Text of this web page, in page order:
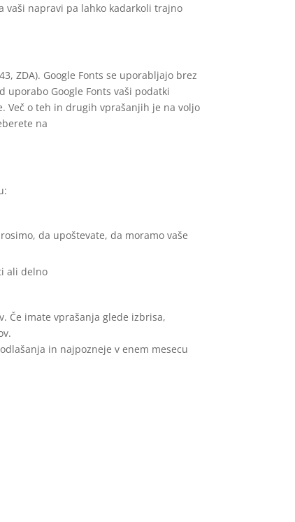
vaši napravi pa lahko kadarkoli trajno
ZDA). Google Fonts se uporabljajo brez
uporabo Google Fonts vaši podatki
Več o teh in drugih vprašanjih je na voljo
na
da upoštevate, da moramo vaše
ali delno
Če imate vprašanja glede izbrisa,
in najpozneje v enem mesecu